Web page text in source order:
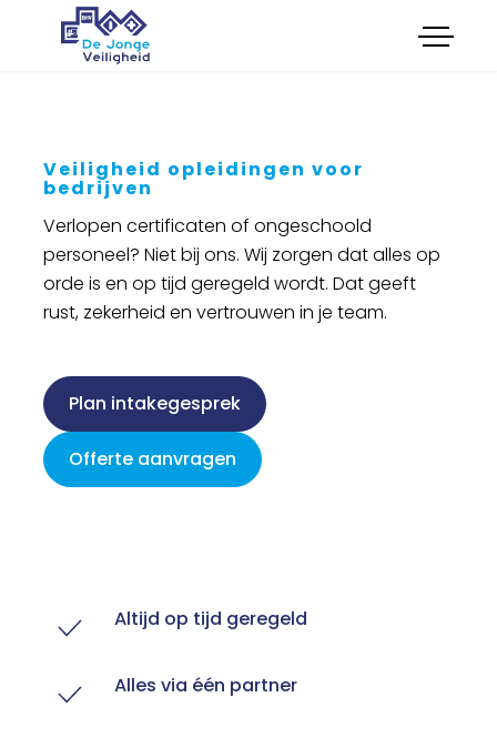
menu
Opleidingen
Advies
Verkoop
Cultuur
Feestkar Veilig en Wel
Boek cursus
Plan intakegesprek
Veiligheid opleidingen voor
bedrijven
Verlopen certificaten of ongeschoold
personeel? Niet bij ons. Wij zorgen dat alles op
orde is en op tijd geregeld wordt. Dat geeft
rust, zekerheid en vertrouwen in je team.
Plan intakegesprek
Offerte aanvragen
Altijd op tijd geregeld
Alles via één partner